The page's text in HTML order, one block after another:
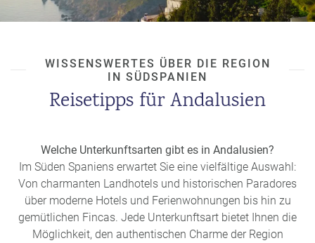
Für Naturliebhaber ist eine Radtour durch die dramatischen
atemberaubende Aussichten abseits des
Massentourismus.
5. Authentische Kunst in Ronda
die kreative Seite Andalusiens zu entdecken. Hier finden Sie
handgemachte Kunstwerke und lokale Designs, die das
kulturelle Erbe der Region widerspiegeln.
Diese Geheimtipps zeigen, dass Andalusien weit mehr zu
bieten hat als die klassischen Touristenattraktionen. Jeder
dieser Orte verspricht ein authentisches Erlebnis, das Ihren
WISSENSWERTES ÜBER DIE REGION
IN SÜDSPANIEN
Reisetipps für Andalusien
Welche Unterkunftsarten gibt es in Andalusien?
Im Süden Spaniens erwartet Sie eine vielfältige Auswahl:
Von charmanten Landhotels und historischen Paradores
über moderne Hotels und Ferienwohnungen bis hin zu
gemütlichen Fincas. Jede Unterkunftsart bietet Ihnen die
Möglichkeit, den authentischen Charme der Region